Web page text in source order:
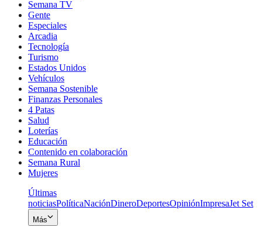
Semana TV
Gente
Especiales
Arcadia
Tecnología
Turismo
Estados Unidos
Vehículos
Semana Sostenible
Finanzas Personales
4 Patas
Salud
Loterías
Educación
Contenido en colaboración
Semana Rural
Mujeres
Últimas
noticiasPolíticaNaciónDineroDeportesOpiniónImpresaJet Set
Más